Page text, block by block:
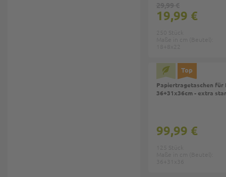
19,99 €
29,99 €
Top
Papiertragetaschen für
36+31x36cm - extra
99,99 €